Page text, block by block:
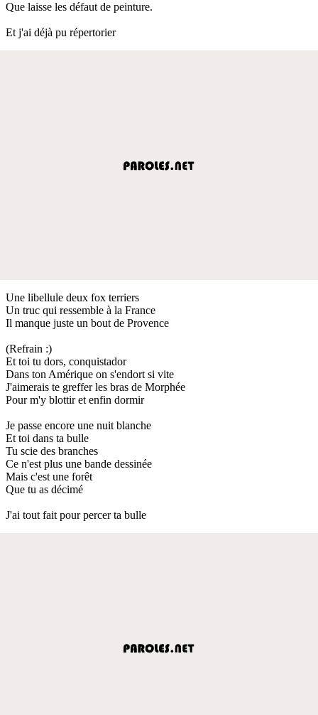
Que laisse les défaut de peinture.
Et j'ai déjà pu répertorier
Une libellule deux fox terriers
Un truc qui ressemble à la France
Il manque juste un bout de Provence
(Refrain :)
Et toi tu dors, conquistador
Dans ton Amérique on s'endort si vite
J'aimerais te greffer les bras de Morphée
Pour m'y blottir et enfin dormir
Je passe encore une nuit blanche
Et toi dans ta bulle
Tu scie des branches
Ce n'est plus une bande dessinée
Mais c'est une forêt
Que tu as décimé
J'ai tout fait pour percer ta bulle